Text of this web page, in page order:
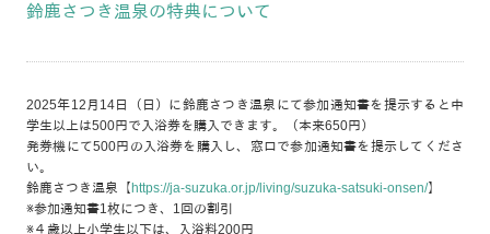
鈴鹿さつき温泉の特典について
2025年12月14日（日）に鈴鹿さつき温泉にて参加通知書を提示すると中
学生以上は500円で入浴券を購入できます。（本来650円）
発券機にて500円の入浴券を購入し、窓口で参加通知書を提示してくださ
い。
鈴鹿さつき温泉【 https://ja-suzuka.or.jp/living/suzuka-satsuki-onsen/】
※参加通知書1枚につき、1回の割引
※４歳以上小学生以下は、入浴料200円